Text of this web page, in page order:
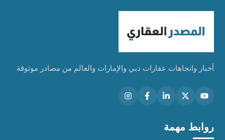
أخبار واتجاهات عقارات دبي والإمارات والعالم من مصادر موثوقة
روابط مهمة